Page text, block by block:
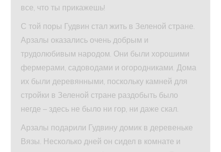
все, что ты прикажешь!
С той поры Гудвин стал жить в Зеленой стране.
Арзалы оказались очень добрым и
трудолюбивым народом. Они были хорошими
фермерами, садоводами и огородниками. Дома
их были деревянными, поскольку камней для
стройки в Зеленой стране раздобыть было
негде – здесь не было ни гор, ни даже скал.
Арзалы подарили Гудвину домик в деревеньке
Вязы. Несколько дней он сидел в комнате и